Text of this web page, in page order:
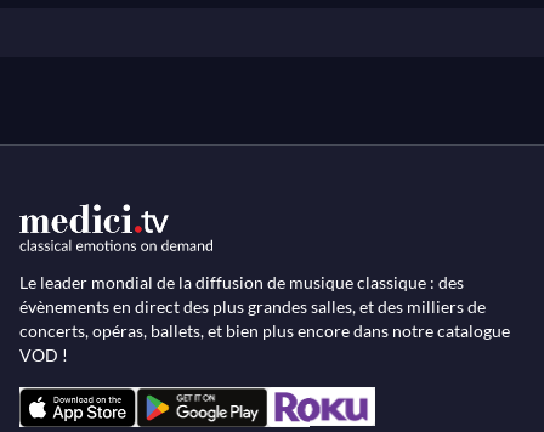
Le leader mondial de la diffusion de musique classique : des
évènements en direct des plus grandes salles, et des milliers de
concerts, opéras, ballets, et bien plus encore dans notre catalogue
VOD !